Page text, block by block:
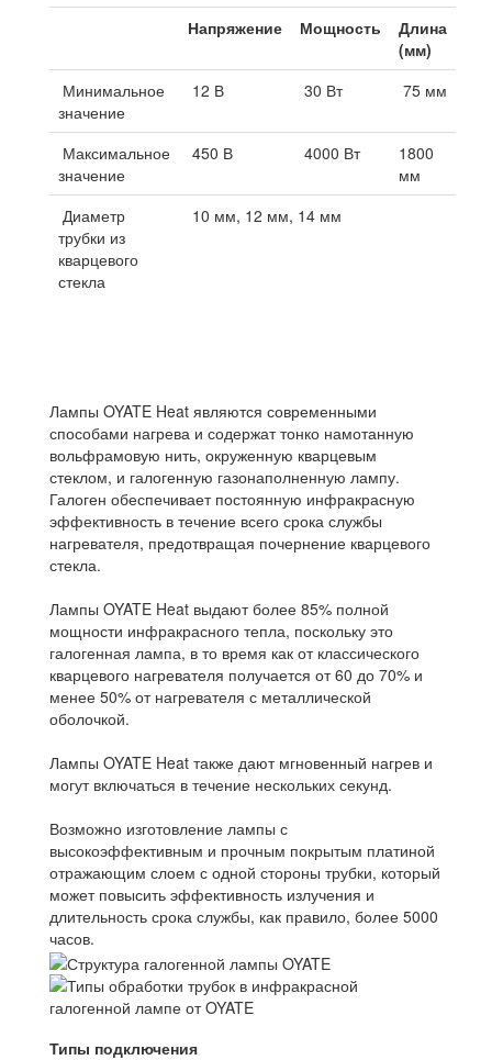
Напряжение Мощность
Длина
(мм)
Минимальное
значение
12 В 30 Вт 75 мм
Максимальное
значение
450 В 4000 Вт
1800
мм
Диаметр
трубки из
кварцевого
стекла
10 мм, 12 мм, 14 мм
Лампы OYATE Heat являются современными
способами нагрева и содержат тонко намотанную
вольфрамовую нить, окруженную кварцевым
стеклом, и галогенную газонаполненную лампу.
Галоген обеспечивает постоянную инфракрасную
эффективность в течение всего срока службы
нагревателя, предотвращая почернение кварцевого
стекла.
Лампы OYATE Heat выдают более 85% полной
мощности инфракрасного тепла, поскольку это
галогенная лампа, в то время как от классического
кварцевого нагревателя получается от 60 до 70% и
менее 50% от нагревателя с металлической
оболочкой.
Лампы OYATE Heat также дают мгновенный нагрев и
могут включаться в течение нескольких секунд.
Возможно изготовление лампы с
высокоэффективным и прочным покрытым платиной
отражающим слоем с одной стороны трубки, который
может повысить эффективность излучения и
длительность срока службы, как правило, более 5000
часов.
Типы подключения